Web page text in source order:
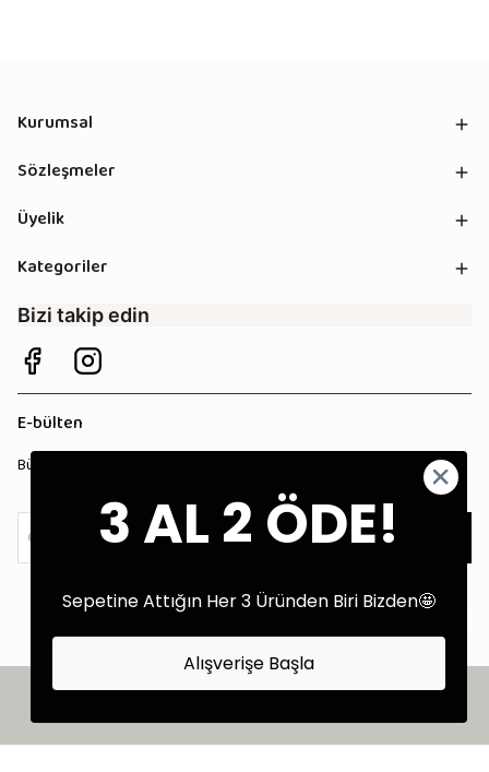
Kurumsal
Sözleşmeler
Üyelik
Kategoriler
Bizi takip edin
E-bülten
Bültenimize kaydolun, tüm kampanyalardan anında haberdar olun!
©2025 Tüm Hakları Saklıdır - Tekstil Performans Pazarlama Ajansı:
Kokopatik
3 AL 2 ÖDE!
Sepetine Attığın Her 3 Üründen Biri Bizden🤩
Alışverişe Başla